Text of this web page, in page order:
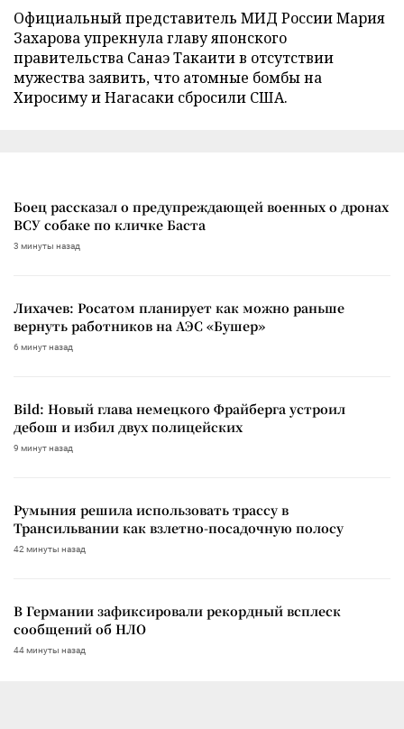
Официальный представитель МИД России Мария
Захарова упрекнула главу японского
правительства Санаэ Такаити в отсутствии
мужества заявить, что атомные бомбы на
Хиросиму и Нагасаки сбросили США.
Боец рассказал о предупреждающей военных о дронах
ВСУ собаке по кличке Баста
3 минуты назад
Лихачев: Росатом планирует как можно раньше
вернуть работников на АЭС «Бушер»
6 минут назад
Bild: Новый глава немецкого Фрайберга устроил
дебош и избил двух полицейских
9 минут назад
Румыния решила использовать трассу в
Трансильвании как взлетно-посадочную полосу
42 минуты назад
В Германии зафиксировали рекордный всплеск
сообщений об НЛО
44 минуты назад